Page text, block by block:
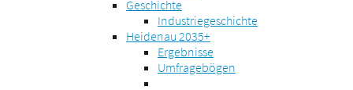
Geschichte
Industriegeschichte
Heidenau 2035+
Ergebnisse
Umfragebögen